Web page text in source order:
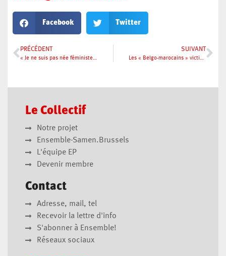
Facebook Twitter
PRÉCÉDENT
« Je ne suis pas née féministe, je le suis devenue »
SUIVANT
Les « Belgo-marocains » victimes d’un racisme… virulent
Le Collectif
Notre projet
Ensemble-Samen.Brussels
L'équipe EP
Devenir membre
Contact
Adresse, mail, tel
Recevoir la lettre d'info
S'abonner à Ensemble!
Réseaux sociaux